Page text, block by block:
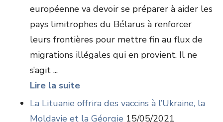
européenne va devoir se préparer à aider les
pays limitrophes du Bélarus à renforcer
leurs frontières pour mettre fin au flux de
migrations illégales qui en provient. Il ne
s’agit ...
Lire la suite
La Lituanie offrira des vaccins à l’Ukraine, la
Moldavie et la Géorgie 15/05/2021